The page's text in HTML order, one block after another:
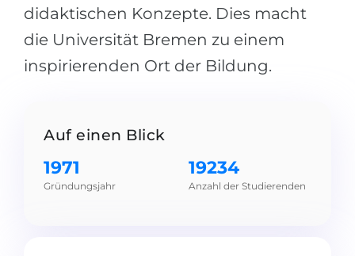
BERATUNG!
BERATUNG BUCHEN
didaktischen Konzepte. Dies macht
die Universität Bremen zu einem
inspirierenden Ort der Bildung.
Auf einen Blick
1971
Gründungsjahr
19234
Anzahl der Studierenden